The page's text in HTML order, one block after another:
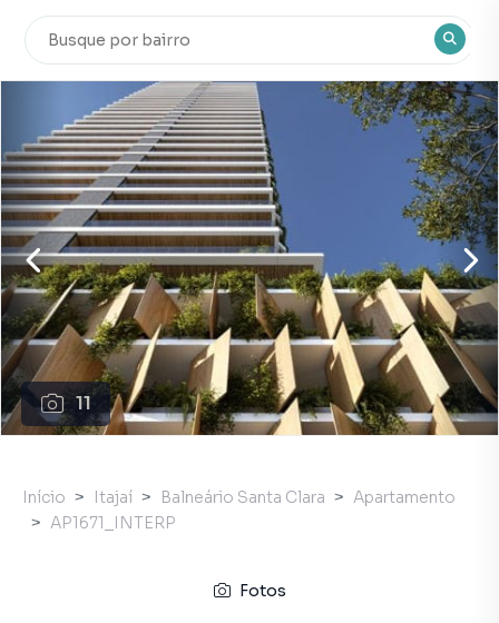
11
Início Itajaí Balneário Santa Clara
Apartamento
AP1671_INTERP
Fotos